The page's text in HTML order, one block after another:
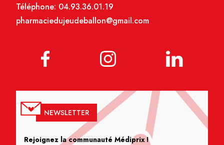
Téléphone: 04.93.36.01.19
pharmaciedujeudeballon@gmail.com
NEWSLETTER
Rejoignez la communauté Médiprix !